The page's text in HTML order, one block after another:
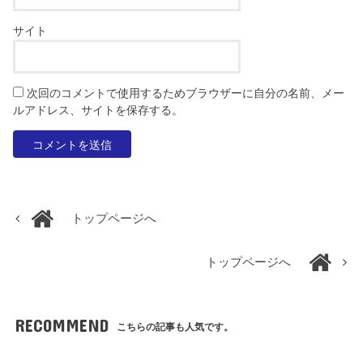
サイト
次回のコメントで使用するためブラウザーに自分の名前、メー
ルアドレス、サイトを保存する。
トップページへ
トップページへ
RECOMMEND こちらの記事も人気です。